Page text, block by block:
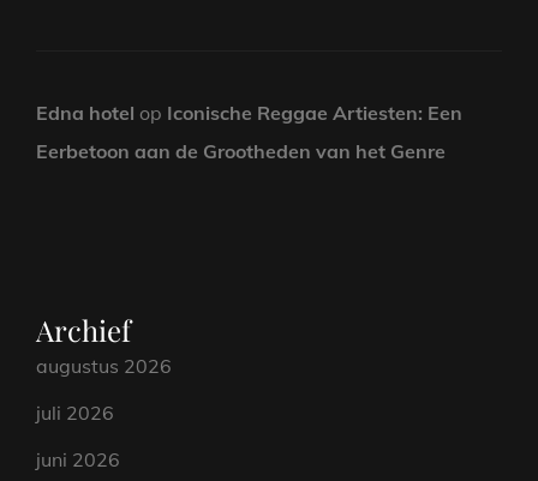
Edna hotel op Iconische Reggae Artiesten: Een
Eerbetoon aan de Grootheden van het Genre
Archief
augustus 2026
juli 2026
juni 2026